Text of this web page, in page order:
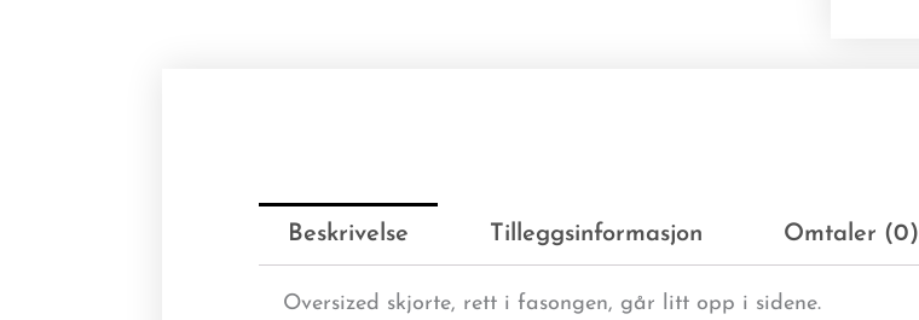
Beskrivelse Tilleggsinformasjon Omtaler (0)
Oversized skjorte, rett i fasongen, går litt opp i sidene.